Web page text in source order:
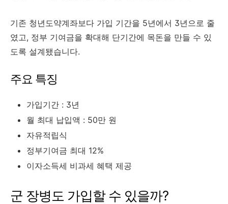
기존 청년도약계좌보다 가입 기간을 5년에서 3년으로 줄
였고, 정부 기여금을 확대해 단기간에 목돈을 만들 수 있
도록 설계됐습니다.
주요 특징
가입기간 : 3년
월 최대 납입액 : 50만 원
자유적립식
정부기여금 최대 12%
이자소득세 비과세 혜택 제공
군 장병도 가입할 수 있을까?